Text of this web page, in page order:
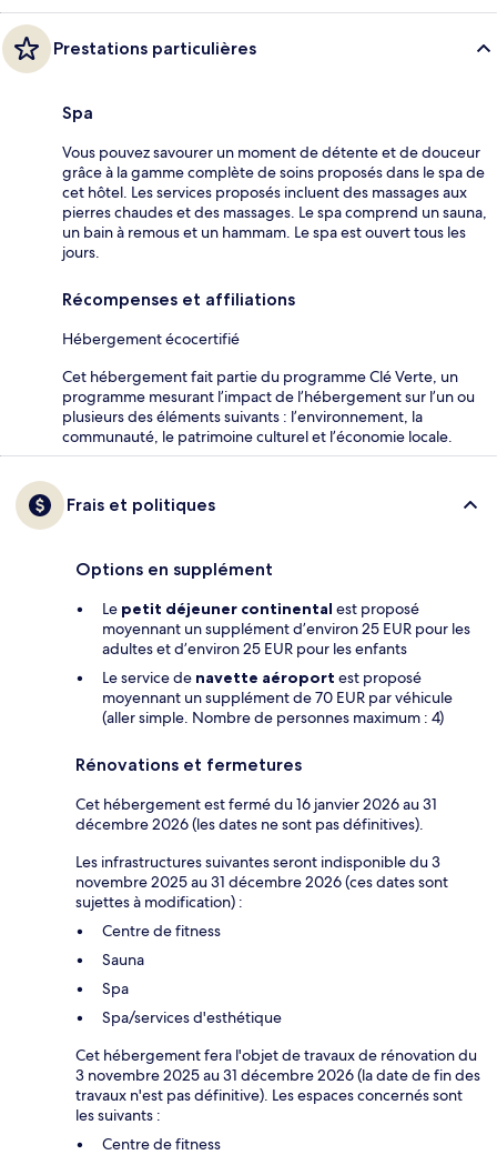
Prestations particulières
Spa
Vous pouvez savourer un moment de détente et de douceur
grâce à la gamme complète de soins proposés dans le spa de
cet hôtel. Les services proposés incluent des massages aux
pierres chaudes et des massages. Le spa comprend un sauna,
un bain à remous et un hammam. Le spa est ouvert tous les
jours.
Récompenses et affiliations
Hébergement écocertifié
Cet hébergement fait partie du programme Clé Verte, un
programme mesurant l’impact de l’hébergement sur l’un ou
plusieurs des éléments suivants : l’environnement, la
communauté, le patrimoine culturel et l’économie locale.
Frais et politiques
Options en supplément
Le petit déjeuner continental est proposé
moyennant un supplément d’environ 25 EUR pour les
adultes et d’environ 25 EUR pour les enfants
Le service de navette aéroport est proposé
moyennant un supplément de 70 EUR par véhicule
(aller simple. Nombre de personnes maximum : 4)
Rénovations et fermetures
Cet hébergement est fermé du 16 janvier 2026 au 31
décembre 2026 (les dates ne sont pas définitives).
Les infrastructures suivantes seront indisponible du 3
novembre 2025 au 31 décembre 2026 (ces dates sont
sujettes à modification) :
Centre de fitness
Sauna
Spa
Spa/services d'esthétique
Cet hébergement fera l'objet de travaux de rénovation du
3 novembre 2025 au 31 décembre 2026 (la date de fin des
travaux n'est pas définitive). Les espaces concernés sont
les suivants :
Centre de fitness